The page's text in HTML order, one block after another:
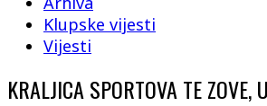
Klupske vijesti
Vijesti
KRALJICA SPORTOVA TE ZOVE,